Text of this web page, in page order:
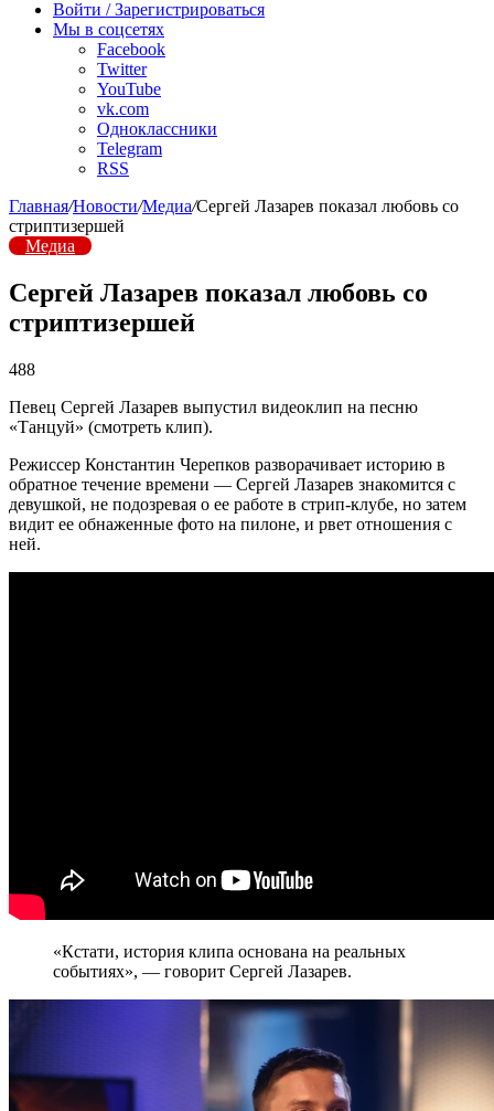
радио
Войти / Зарегистрироваться
Мы в соцсетях
Facebook
Twitter
YouTube
vk.com
Одноклассники
Telegram
RSS
Главная/Новости/Медиа/Сергей Лазарев показал любовь со
стриптизершей
Медиа
Сергей Лазарев показал любовь со
стриптизершей
488
Певец Сергей Лазарев выпустил видеоклип на песню
«Танцуй» (смотреть клип).
Режиссер Константин Черепков разворачивает историю в
обратное течение времени — Сергей Лазарев знакомится с
девушкой, не подозревая о ее работе в стрип-клубе, но затем
видит ее обнаженные фото на пилоне, и рвет отношения с
ней.
«Кстати, история клипа основана на реальных
событиях», — говорит Сергей Лазарев.